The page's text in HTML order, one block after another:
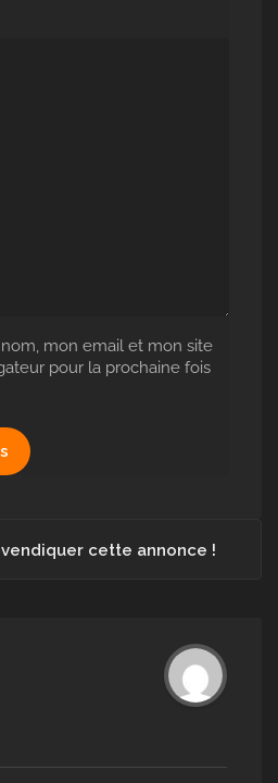
mon email et mon site
pour la prochaine fois
cette annonce !